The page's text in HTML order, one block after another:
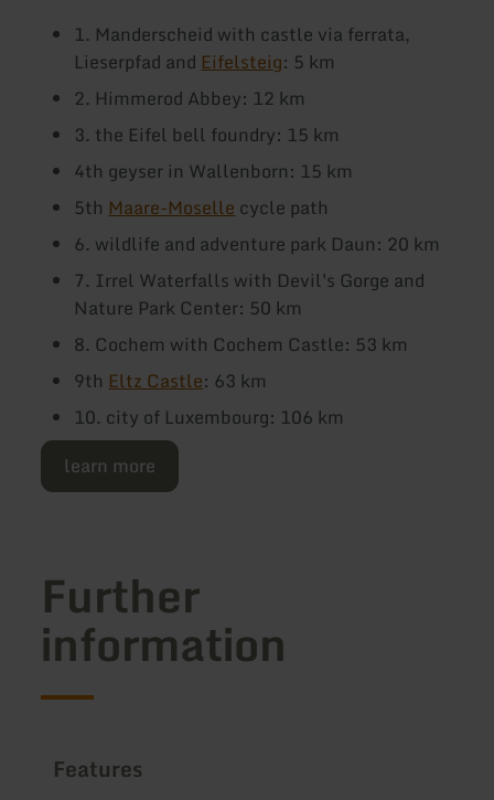
1. Manderscheid with castle via ferrata,
Lieserpfad and Eifelsteig: 5 km
2. Himmerod Abbey: 12 km
3. the Eifel bell foundry: 15 km
4th geyser in Wallenborn: 15 km
5th Maare-Moselle cycle path
6. wildlife and adventure park Daun: 20 km
7. Irrel Waterfalls with Devil's Gorge and
Nature Park Center: 50 km
8. Cochem with Cochem Castle: 53 km
9th Eltz Castle: 63 km
10. city of Luxembourg: 106 km
learn more
Further
information
Features